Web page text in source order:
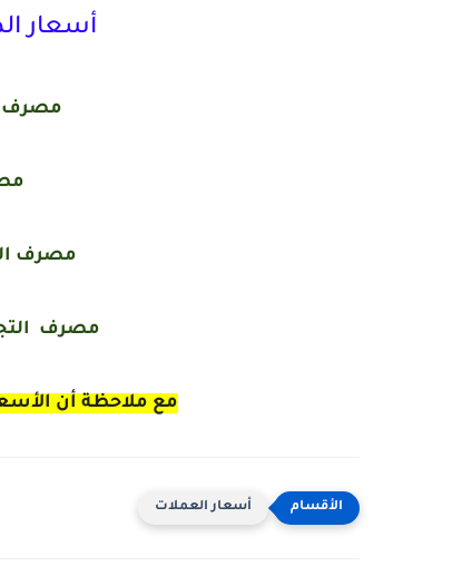
أسعار
مصرف
مصرف
مصرف
مع ملاحظة أن
أسعار العملات